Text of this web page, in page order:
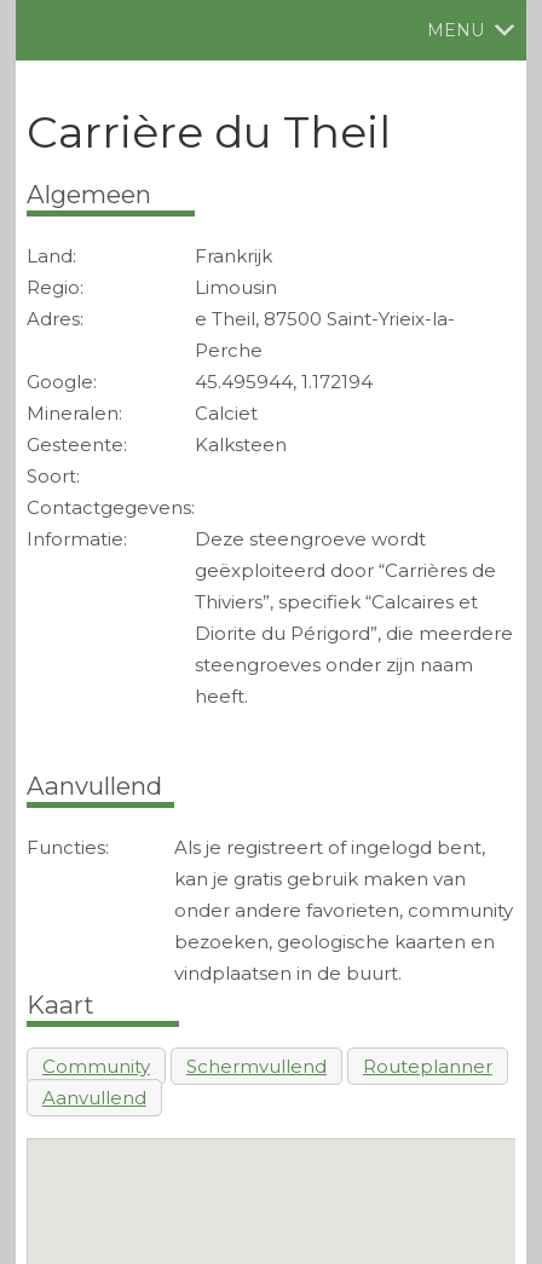
MENU
Carrière du Theil
Algemeen
Land:
Frankrijk
Regio:
Limousin
Adres:
e Theil, 87500 Saint-Yrieix-la-
Perche
Google:
45.495944, 1.172194
Mineralen:
Calciet
Gesteente:
Kalksteen
Soort:
Contactgegevens:
Informatie:
Deze steengroeve wordt
geëxploiteerd door “Carrières de
Thiviers”, specifiek “Calcaires et
Diorite du Périgord”, die meerdere
steengroeves onder zijn naam
heeft.
Aanvullend
Functies:
Als je registreert of ingelogd bent,
kan je gratis gebruik maken van
onder andere favorieten, community
bezoeken, geologische kaarten en
vindplaatsen in de buurt.
Kaart
Community Schermvullend
Routeplanner
Aanvullend